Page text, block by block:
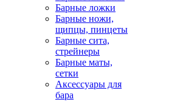
Барные ложки
Барные ножи,
щипцы, пинцеты
Барные сита,
стрейнеры
Барные маты,
сетки
Аксессуары для
бара